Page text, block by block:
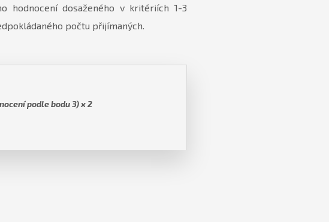
hodnocení dosaženého v kritériích 1-3
počtu přijímaných.
podle bodu 3) x 2